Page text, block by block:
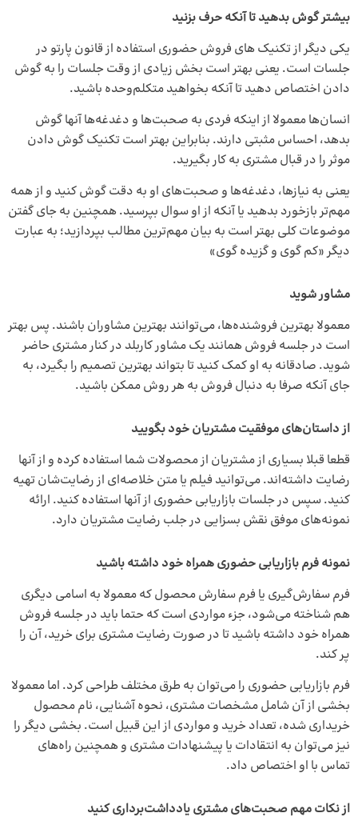
بیشتر گوش بدهید تا آنکه حرف بزنید
یکی دیگر از تکنیک‌ های فروش حضوری استفاده از قانون پارتو در
جلسات است. یعنی بهتر است بخش زیادی از وقت جلسات را به گوش
دادن اختصاص دهید تا آنکه بخواهید متکلم‌وحده باشید.
انسان‌ها معمولا از اینکه فردی به صحبت‌ها و دغدغه‌ها آنها گوش
بدهد، احساس مثبتی دارند. بنابراین بهتر است تکنیک گوش دادن
موثر را در قبال مشتری به کار بگیرید.
یعنی به نیازها، دغدغه‌ها و صحبت‌های او به دقت گوش کنید و از همه
مهم‌تر بازخورد بدهید یا آنکه از او سوال بپرسید. همچنین به جای گفتن
موضوعات کلی بهتر است به بیان مهم‌ترین مطالب بپردازید؛ به عبارت
دیگر «کم گوی و گزیده گوی»
مشاور شوید
معمولا بهترین فروشنده‌ها، می‌توانند بهترین مشاوران باشند. پس بهتر
است در جلسه فروش همانند یک مشاور کاربلد در کنار مشتری حاضر
شوید. صادقانه به او کمک کنید تا بتواند بهترین تصمیم را بگیرد، به
جای آنکه صرفا به دنبال فروش به هر روش ممکن باشید.
از داستان‌های موفقیت مشتریان خود بگویید
قطعا قبلا بسیاری از مشتریان از محصولات شما استفاده کرده و از آنها
رضایت داشته‌اند. می‌توانید فیلم یا متن خلاصه‌ای از رضایت‌شان تهیه
کنید. سپس در جلسات بازاریابی حضوری از آنها استفاده کنید. ارائه
نمونه‌های موفق نقش بسزایی در جلب رضایت مشتریان دارد.
نمونه فرم بازاریابی حضوری همراه خود داشته باشید
فرم سفارش‌گیری یا فرم سفارش محصول که معمولا به اسامی دیگری
هم شناخته می‌شود، جزء مواردی است که حتما باید در جلسه فروش
همراه خود داشته باشید تا در صورت رضایت مشتری برای خرید، آن را
پر کند.
فرم بازاریابی حضوری را می‌توان به طرق مختلف طراحی کرد. اما معمولا
بخشی از آن شامل مشخصات مشتری، نحوه آشنایی، نام محصول
خریداری شده، تعداد خرید و مواردی از این قبیل است. بخشی دیگر را
نیز می‌توان به انتقادات یا پیشنهادات مشتری و همچنین راه‌های
تماس با او اختصاص داد.
از نکات مهم صحبت‌های مشتری یادداشت‌برداری کنید